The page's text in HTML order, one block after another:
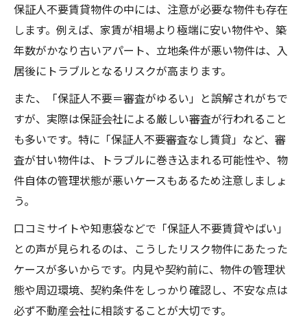
保証人不要賃貸物件の中には、注意が必要な物件も存在
します。例えば、家賃が相場より極端に安い物件や、築
年数がかなり古いアパート、立地条件が悪い物件は、入
居後にトラブルとなるリスクが高まります。
また、「保証人不要＝審査がゆるい」と誤解されがちで
すが、実際は保証会社による厳しい審査が行われること
も多いです。特に「保証人不要審査なし賃貸」など、審
査が甘い物件は、トラブルに巻き込まれる可能性や、物
件自体の管理状態が悪いケースもあるため注意しましょ
う。
口コミサイトや知恵袋などで「保証人不要賃貸やばい」
との声が見られるのは、こうしたリスク物件にあたった
ケースが多いからです。内見や契約前に、物件の管理状
態や周辺環境、契約条件をしっかり確認し、不安な点は
必ず不動産会社に相談することが大切です。